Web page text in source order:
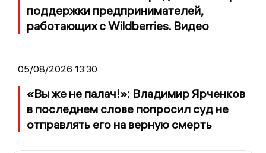
поддержки предпринимателей,
работающих с Wildberries. Видео
05/08/2026 13:30
«Вы же не палач!»: Владимир Ярченков
в последнем слове попросил суд не
отправлять его на верную смерть